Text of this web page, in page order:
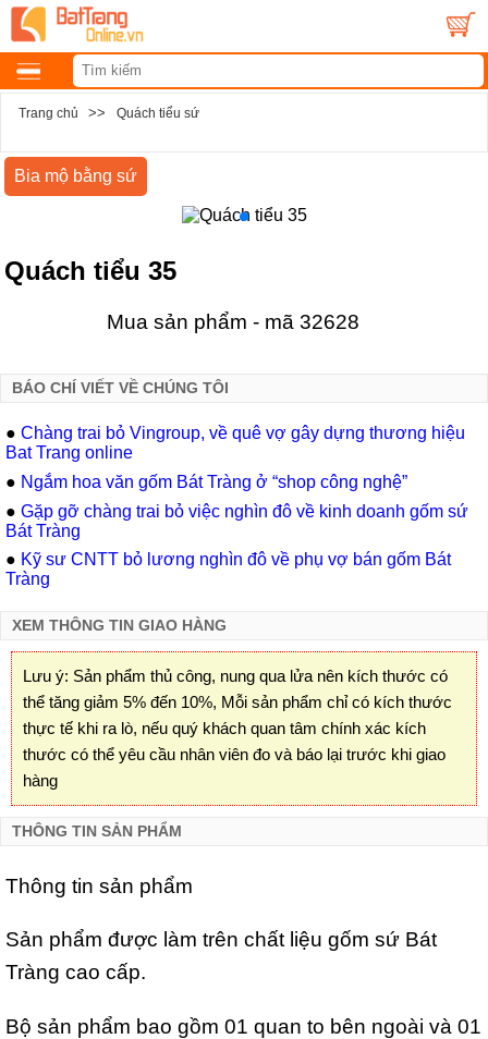
Trang chủ >> Quách tiểu sứ
Bia mộ bằng sứ
Quách tiểu 35
Mua sản phẩm - mã 32628
BÁO CHÍ VIẾT VỀ CHÚNG TÔI
● Chàng trai bỏ Vingroup, về quê vợ gây dựng thương hiệu
Bat Trang online
● Ngắm hoa văn gốm Bát Tràng ở “shop công nghệ”
● Gặp gỡ chàng trai bỏ việc nghìn đô về kinh doanh gốm sứ
Bát Tràng
● Kỹ sư CNTT bỏ lương nghìn đô về phụ vợ bán gốm Bát
Tràng
XEM THÔNG TIN GIAO HÀNG
Lưu ý: Sản phẩm thủ công, nung qua lửa nên kích thước có
thể tăng giảm 5% đến 10%, Mỗi sản phẩm chỉ có kích thước
thực tế khi ra lò, nếu quý khách quan tâm chính xác kích
thước có thể yêu cầu nhân viên đo và báo lại trước khi giao
hàng
THÔNG TIN SẢN PHẨM
Thông tin sản phẩm
Sản phẩm được làm trên chất liệu gốm sứ Bát
Tràng cao cấp.
Bộ sản phẩm bao gồm 01 quan to bên ngoài và 01